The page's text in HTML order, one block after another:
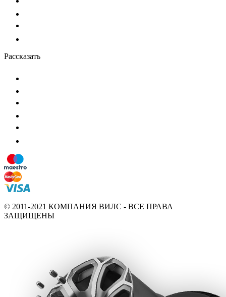
Рассказать
© 2011-2021 КОМПАНИЯ ВИЛС - ВСЕ ПРАВА
ЗАЩИЩЕНЫ